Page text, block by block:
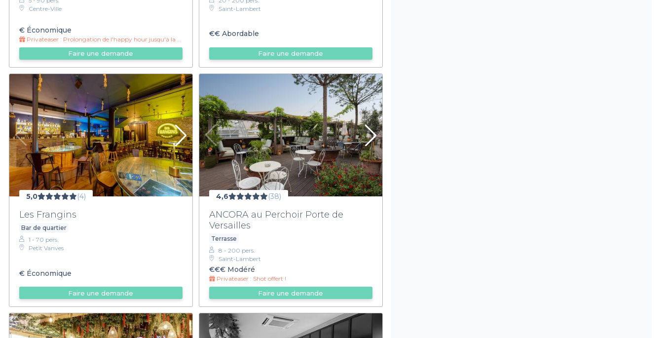
Centre-Ville
€ Économique
Privateaser : Prolongation de l'happy hour jusqu'à la fermeture !
Faire une demande
Saint-Lambert
€€Abordable
Faire une demande
5,0 (4)
Les Frangins
Bar de quartier
1 - 70 pers.
Petit Vanves
€ Économique
Faire une demande
4,6 (38)
ANCORA au Perchoir Porte de
Versailles
Terrasse
8 - 200 pers.
Saint-Lambert
€€€Modéré
Privateaser : Shot offert !
Faire une demande